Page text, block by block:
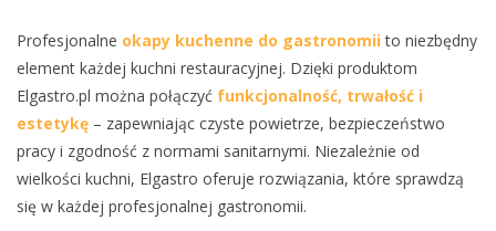
Profesjonalne okapy kuchenne do gastronomiito niezbędny
element każdej kuchni restauracyjnej. Dzięki produktom
Elgastro.pl można połączyć funkcjonalność, trwałość i
estetykę – zapewniając czyste powietrze, bezpieczeństwo
pracy i zgodność z normami sanitarnymi. Niezależnie od
wielkości kuchni, Elgastro oferuje rozwiązania, które sprawdzą
się w każdej profesjonalnej gastronomii.